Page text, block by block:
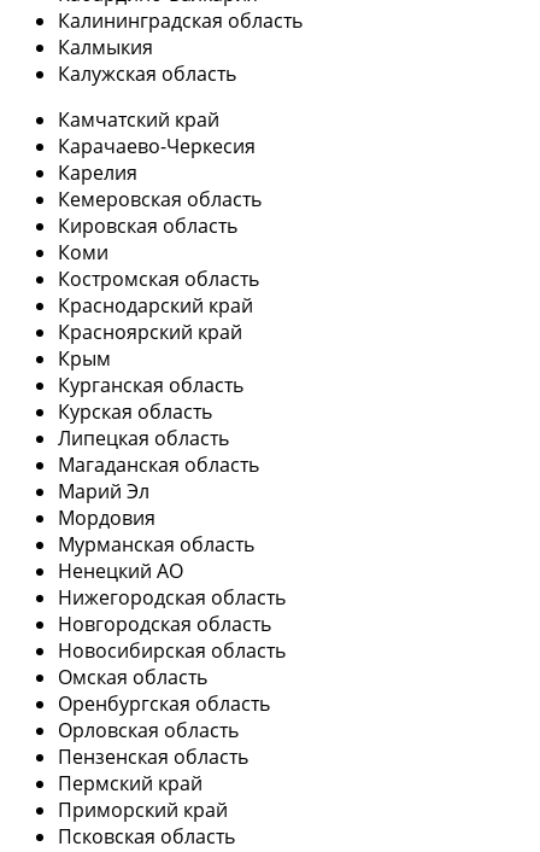
Калининградская область
Калмыкия
Калужская область
Камчатский край
Карачаево-Черкесия
Карелия
Кемеровская область
Кировская область
Коми
Костромская область
Краснодарский край
Красноярский край
Крым
Курганская область
Курская область
Липецкая область
Магаданская область
Марий Эл
Мордовия
Мурманская область
Ненецкий АО
Нижегородская область
Новгородская область
Новосибирская область
Омская область
Оренбургская область
Орловская область
Пензенская область
Пермский край
Приморский край
Псковская область